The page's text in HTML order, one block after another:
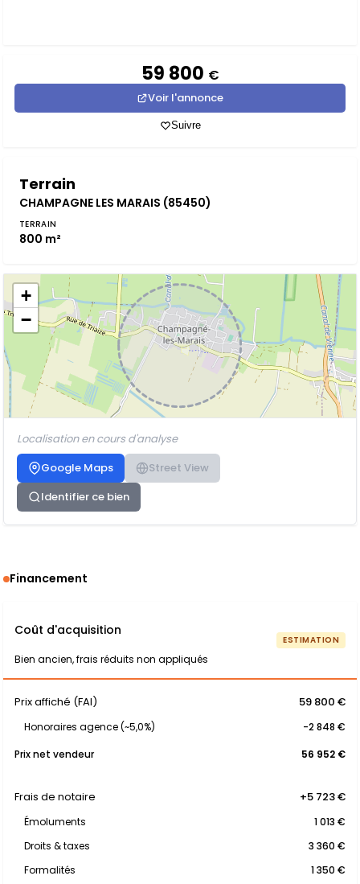
59 800 €
Voir l'annonce
Suivre
Terrain
CHAMPAGNE LES MARAIS (85450)
TERRAIN
800 m²
+
−
Localisation en cours d'analyse
Google Maps
Street View
Identifier ce bien
Financement
Coût d'acquisition
Bien ancien, frais réduits non appliqués
ESTIMATION
Prix affiché (FAI) 59 800 €
Honoraires agence (~5,0%)
-2 848 €
Prix net vendeur
56 952 €
Frais de notaire +5 723 €
Émoluments
1 013 €
Droits & taxes
3 360 €
Formalités
1 350 €